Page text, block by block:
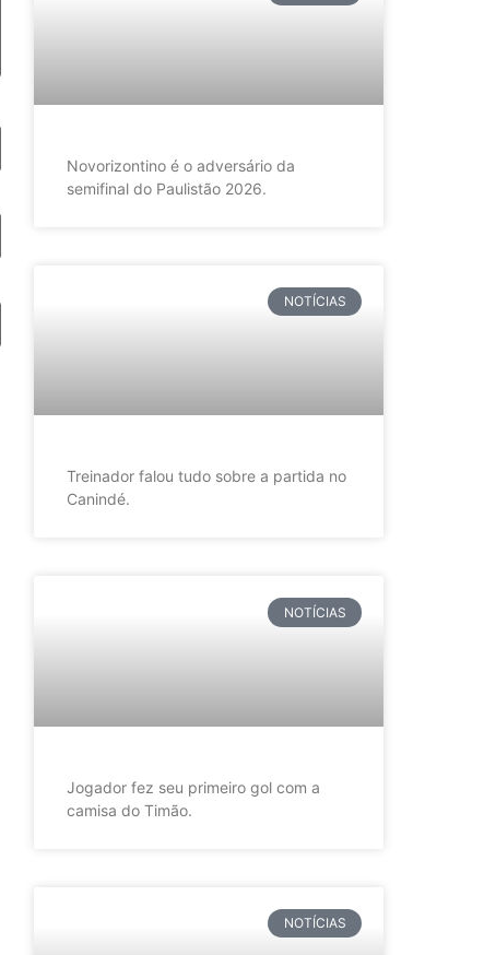
Novorizontino é o adversário da
semifinal do Paulistão 2026.
NOTÍCIAS
Treinador falou tudo sobre a partida no
Canindé.
NOTÍCIAS
Jogador fez seu primeiro gol com a
camisa do Timão.
NOTÍCIAS